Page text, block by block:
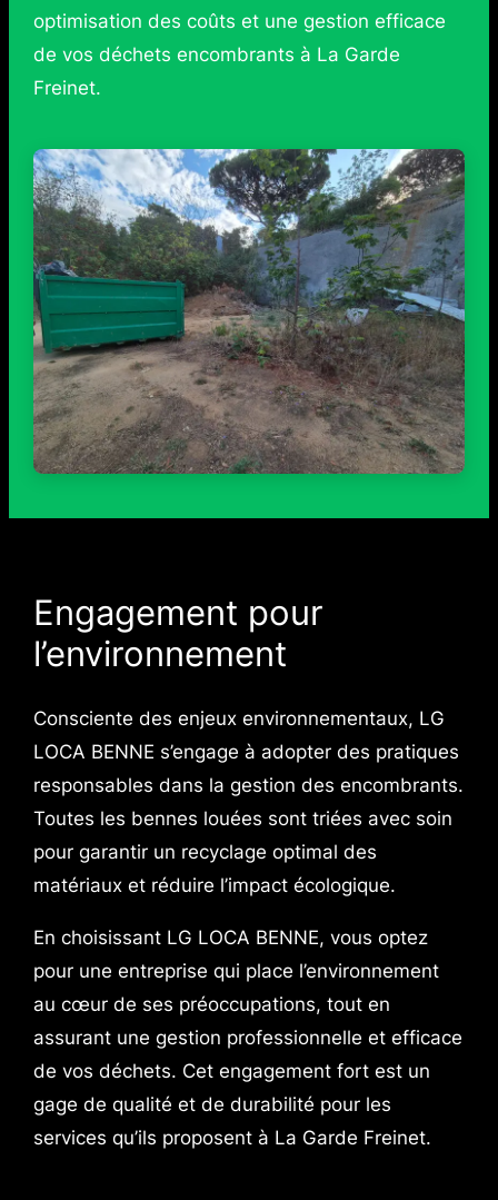
optimisation des coûts et une gestion efficace
de vos déchets encombrants à La Garde
Freinet.
Engagement pour
l’environnement
Consciente des enjeux environnementaux, LG
LOCA BENNE s’engage à adopter des pratiques
responsables dans la gestion des encombrants.
Toutes les bennes louées sont triées avec soin
pour garantir un recyclage optimal des
matériaux et réduire l’impact écologique.
En choisissant LG LOCA BENNE, vous optez
pour une entreprise qui place l’environnement
au cœur de ses préoccupations, tout en
assurant une gestion professionnelle et efficace
de vos déchets. Cet engagement fort est un
gage de qualité et de durabilité pour les
services qu’ils proposent à La Garde Freinet.